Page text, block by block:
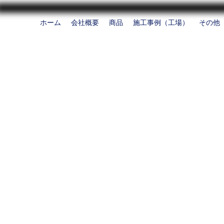
ホーム 会社概要 商品 施工事例（工場） その他